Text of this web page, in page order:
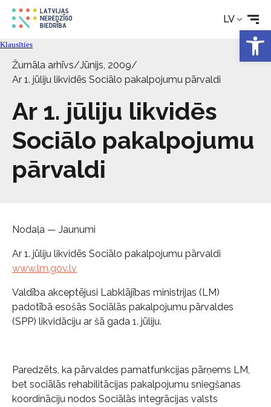
LV
Rehabilitācija
Tehniskie palīglīdzekļi
Pakalpojumi
Par biedrību
Klausīties
Žurnāla arhīvs/Jūnijs, 2009/
Ar 1. jūliju likvidēs Sociālo pakalpojumu pārvaldi
Ar 1. jūliju likvidēs
Sociālo pakalpojumu
pārvaldi
Nodaļa — Jaunumi
Ar 1. jūliju likvidēs Sociālo pakalpojumu pārvaldi
www.lm.gov.lv
Valdība akceptējusi Labklājības ministrijas (LM)
padotībā esošās Sociālās pakalpojumu pārvaldes
(SPP) likvidāciju ar šā gada 1. jūliju.
Paredzēts, ka pārvaldes pamatfunkcijas pārņems LM,
bet sociālās rehabilitācijas pakalpojumu sniegšanas
koordināciju nodos Sociālās integrācijas valsts